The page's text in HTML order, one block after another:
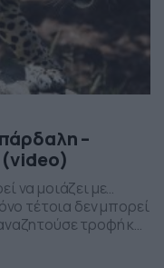
–
(video)
να μοιάζει με…
τέτοια δεν μπορεί
τροφή και